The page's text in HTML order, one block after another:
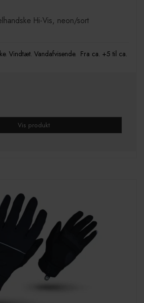
Hi-Vis, neon/sort
Vindtæt. Vandafvisende. Fra ca. +5 til ca.
Vis produkt